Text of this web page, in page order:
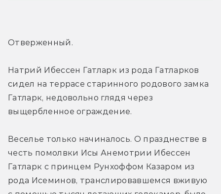
Отверженный.
Натрий Ибессен Гатларк из рода Гатларков
сидел на террасе старинного родового замка
Гатларк, недовольно глядя через
выщербленное ограждение.
Веселье только начиналось. О празднестве в
честь помолвки Исы Анемотрии Ибессен
Гатларк с принцем Рунхоффом Казаром из
рода Исеминов, транслировавшемся вживую